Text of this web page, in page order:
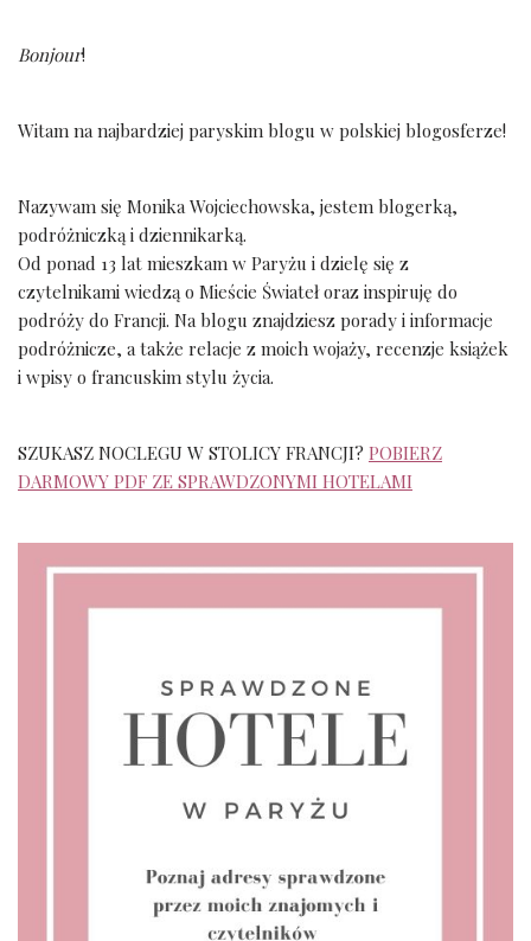
Bonjour!
Witam na najbardziej paryskim blogu w polskiej blogosferze!
Nazywam się Monika Wojciechowska, jestem blogerką,
podróżniczką i dziennikarką.
Od ponad 13 lat mieszkam w Paryżu i dzielę się z
czytelnikami wiedzą o Mieście Świateł oraz inspiruję do
podróży do Francji. Na blogu znajdziesz porady i informacje
podróżnicze, a także relacje z moich wojaży, recenzje książek
i wpisy o francuskim stylu życia.
SZUKASZ NOCLEGU W STOLICY FRANCJI? POBIERZ
DARMOWY PDF ZE SPRAWDZONYMI HOTELAMI